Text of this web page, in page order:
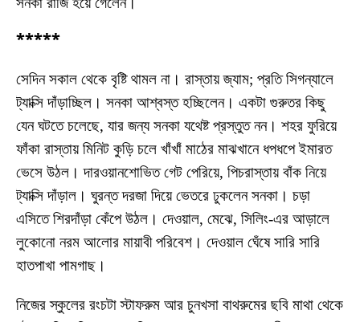
*****
সেদিন সকাল থেকে বৃষ্টি থামল না। রাস্তায় জ্যাম; প্রতি সিগন্যালে
ট্যাক্সি দাঁড়াচ্ছিল। সনকা আশ্বস্ত হচ্ছিলেন। একটা গুরুতর কিছু
যেন ঘটতে চলেছে, যার জন্য সনকা যথেষ্ট প্রস্তুত নন। শহর ফুরিয়ে
ফাঁকা রাস্তায় মিনিট কুড়ি চলে খাঁখাঁ মাঠের মাঝখানে ধপধপে ইমারত
ভেসে উঠল। দারওয়ানশোভিত গেট পেরিয়ে, পিচরাস্তায় বাঁক নিয়ে
ট্যাক্সি দাঁড়াল। ঘুরন্ত দরজা দিয়ে ভেতরে ঢুকলেন সনকা। চড়া
এসিতে শিরদাঁড়া কেঁপে উঠল। দেওয়াল, মেঝে, সিলিং-এর আড়ালে
লুকোনো নরম আলোর মায়াবী পরিবেশ। দেওয়াল ঘেঁষে সারি সারি
হাতপাখা পামগাছ।
নিজের স্কুলের রংচটা স্টাফরুম আর চুনখসা বাথরুমের ছবি মাথা থেকে